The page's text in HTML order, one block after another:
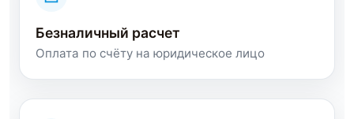
Безналичный расчет
Оплата по счёту на юридическое лицо